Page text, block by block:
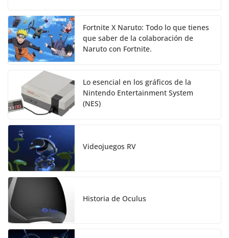
Fortnite X Naruto: Todo lo que tienes
que saber de la colaboración de
Naruto con Fortnite.
Lo esencial en los gráficos de la
Nintendo Entertainment System
(NES)
Videojuegos RV
Historia de Oculus